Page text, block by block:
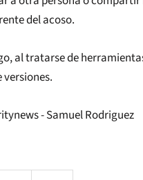
del acoso.
al tratarse de
- Samuel Rodriguez